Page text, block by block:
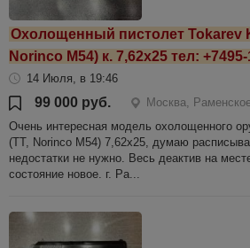
Охолощенный пистолет Tokarev
Norinco M54) к. 7,62x25 тел:
14 Июля, в 19:46
99 000 руб.
Москва,
Очень интересная модель охолощенного
(ТТ, Norinco M54) 7,62x25, думаю
недостатки не нужно. Весь деактив на
состояние новое. г. Ра...